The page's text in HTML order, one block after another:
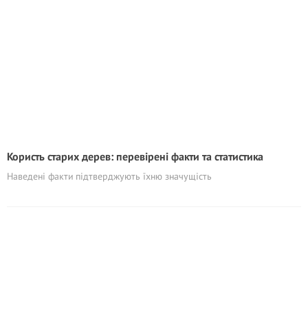
Користь cтарих дерев: перевірені факти та статистика
Наведені факти підтверджують їхню значущість